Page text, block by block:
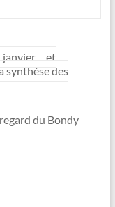
janvier… et
synthèse des
du Bondy